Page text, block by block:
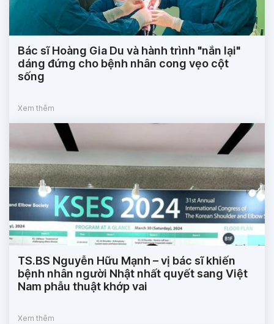
Bác sĩ Hoàng Gia Du và hành trình "nắn lại"
dáng đứng cho bệnh nhân cong vẹo cột
sống
Xem thêm
TS.BS Nguyễn Hữu Mạnh – vị bác sĩ khiến
bệnh nhân người Nhật nhất quyết sang Việt
Nam phẫu thuật khớp vai
Xem thêm